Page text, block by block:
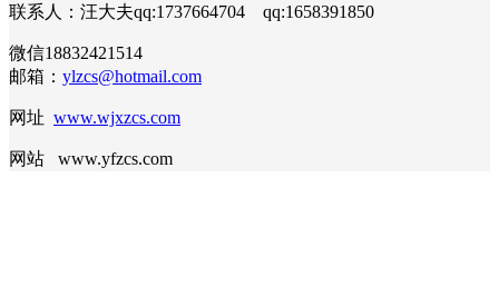
联系人：汪大夫qq:1737664704 qq:1658391850
微信18832421514
邮箱： ylzcs@hotmail.com
网址 www.wjxzcs.com
网站 www.yfzcs.com